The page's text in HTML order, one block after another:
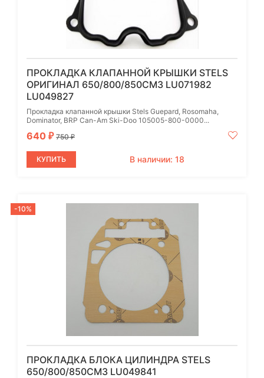
ПРОКЛАДКА КЛАПАННОЙ КРЫШКИ STELS
ОРИГИНАЛ 650/800/850СМ3 LU071982
LU049827
Прокладка клапанной крышки Stels Guepard, Rosomaha,
Dominator, BRP Can-Am Ski-Doo 105005-800-0000...
640 ₽ 750₽
КУПИТЬ В наличии: 18
-10%
ПРОКЛАДКА БЛОКА ЦИЛИНДРА STELS
650/800/850СМ3 LU049841